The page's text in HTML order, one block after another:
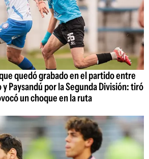
quedó grabado en el partido entre
Paysandú por la Segunda División: tiró
un choque en la ruta